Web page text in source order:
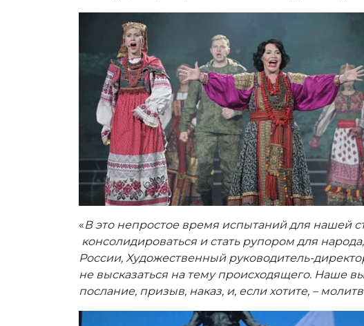
«В это непростое время испытаний для нашей
консолидироваться и стать рупором для
России, Художественный руководитель-
не высказаться на тему происходящего. Наше
послание, призыв, наказ, и, если хотите, –